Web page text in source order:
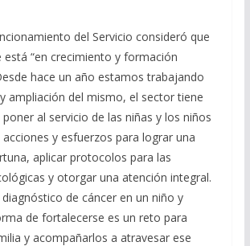
del Servicio consideró que
está “en crecimiento y formación
hace un año estamos trabajando
ampliación del mismo, el sector tiene
al servicio de las niñas y los niños
y esfuerzos para lograr una
aplicar protocolos para las
y otorgar una atención integral.
de cáncer en un niño y
de fortalecerse es un reto para
y acompañarlos a atravesar ese